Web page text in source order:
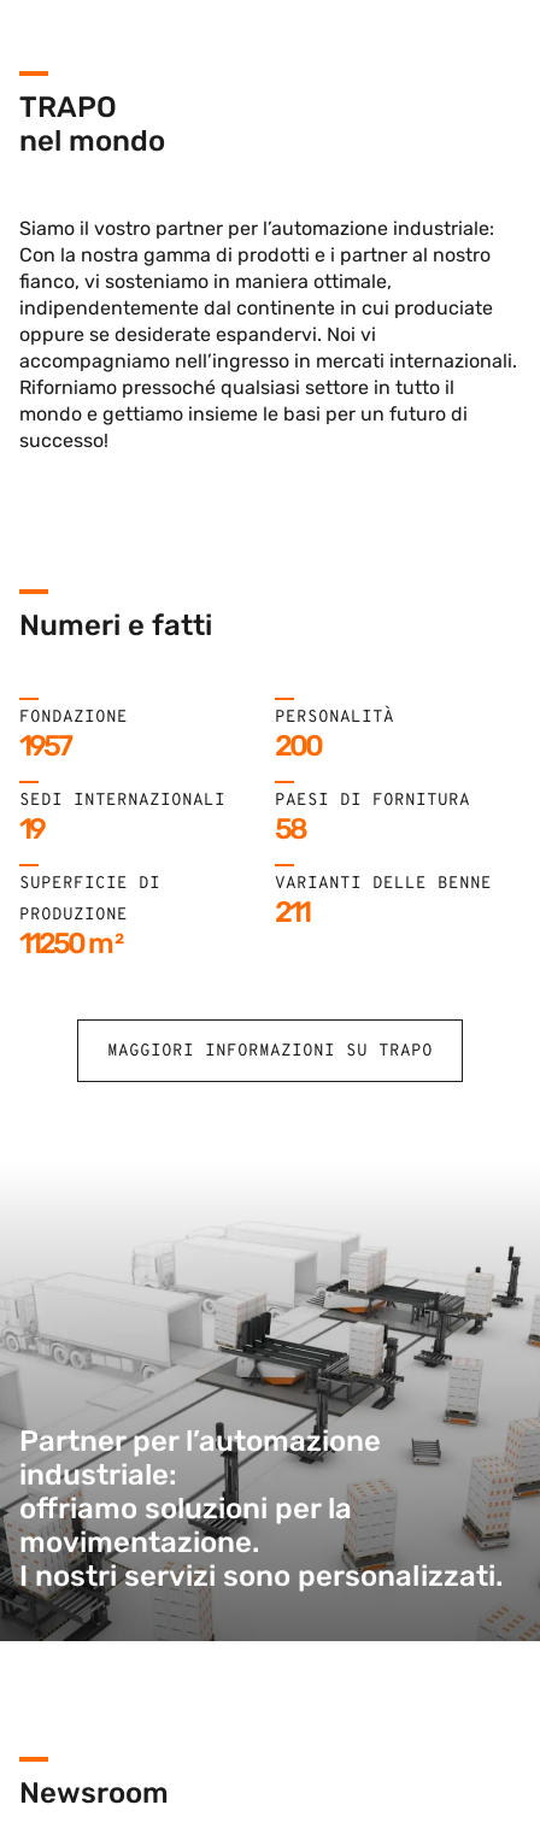
TRAPO
nel mondo
Siamo il vostro partner per l’automazione industriale:
Con la nostra gamma di prodotti e i partner al nostro
fianco, vi sosteniamo in maniera ottimale,
indipendentemente dal continente in cui produciate
oppure se desiderate espandervi. Noi vi
accompagniamo nell’ingresso in mercati internazionali.
Riforniamo pressoché qualsiasi settore in tutto il
mondo e gettiamo insieme le basi per un futuro di
successo!
Numeri e fatti
FONDAZIONE
1957
PERSONALITÀ
200
SEDI INTERNAZIONALI
19
PAESI DI FORNITURA
58
SUPERFICIE DI
PRODUZIONE
11250m²
VARIANTI DELLE BENNE
211
MAGGIORI INFORMAZIONI SU TRAPO
Partner per l’automazione
industriale:
offriamo soluzioni per la
movimentazione.
I nostri servizi sono personalizzati.
Newsroom